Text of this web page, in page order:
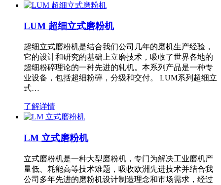
LUM 超细立式磨粉机
超细立式磨粉机是结合我们公司几年的磨机生产经验，
它的设计和研究的基础上立磨技术，吸收了世界各地的
超细粉碎理论的一种先进的轧机。本系列产品是一种专
业设备，包括超细粉碎，分级和交付。 LUM系列超细立
式…
了解详情
LM 立式磨粉机
立式磨粉机是一种大型磨粉机，专门为解决工业磨机产
量低、耗能高等技术难题，吸收欧洲先进技术并结合我
公司多年先进的磨粉机设计制造理念和市场需求，经过